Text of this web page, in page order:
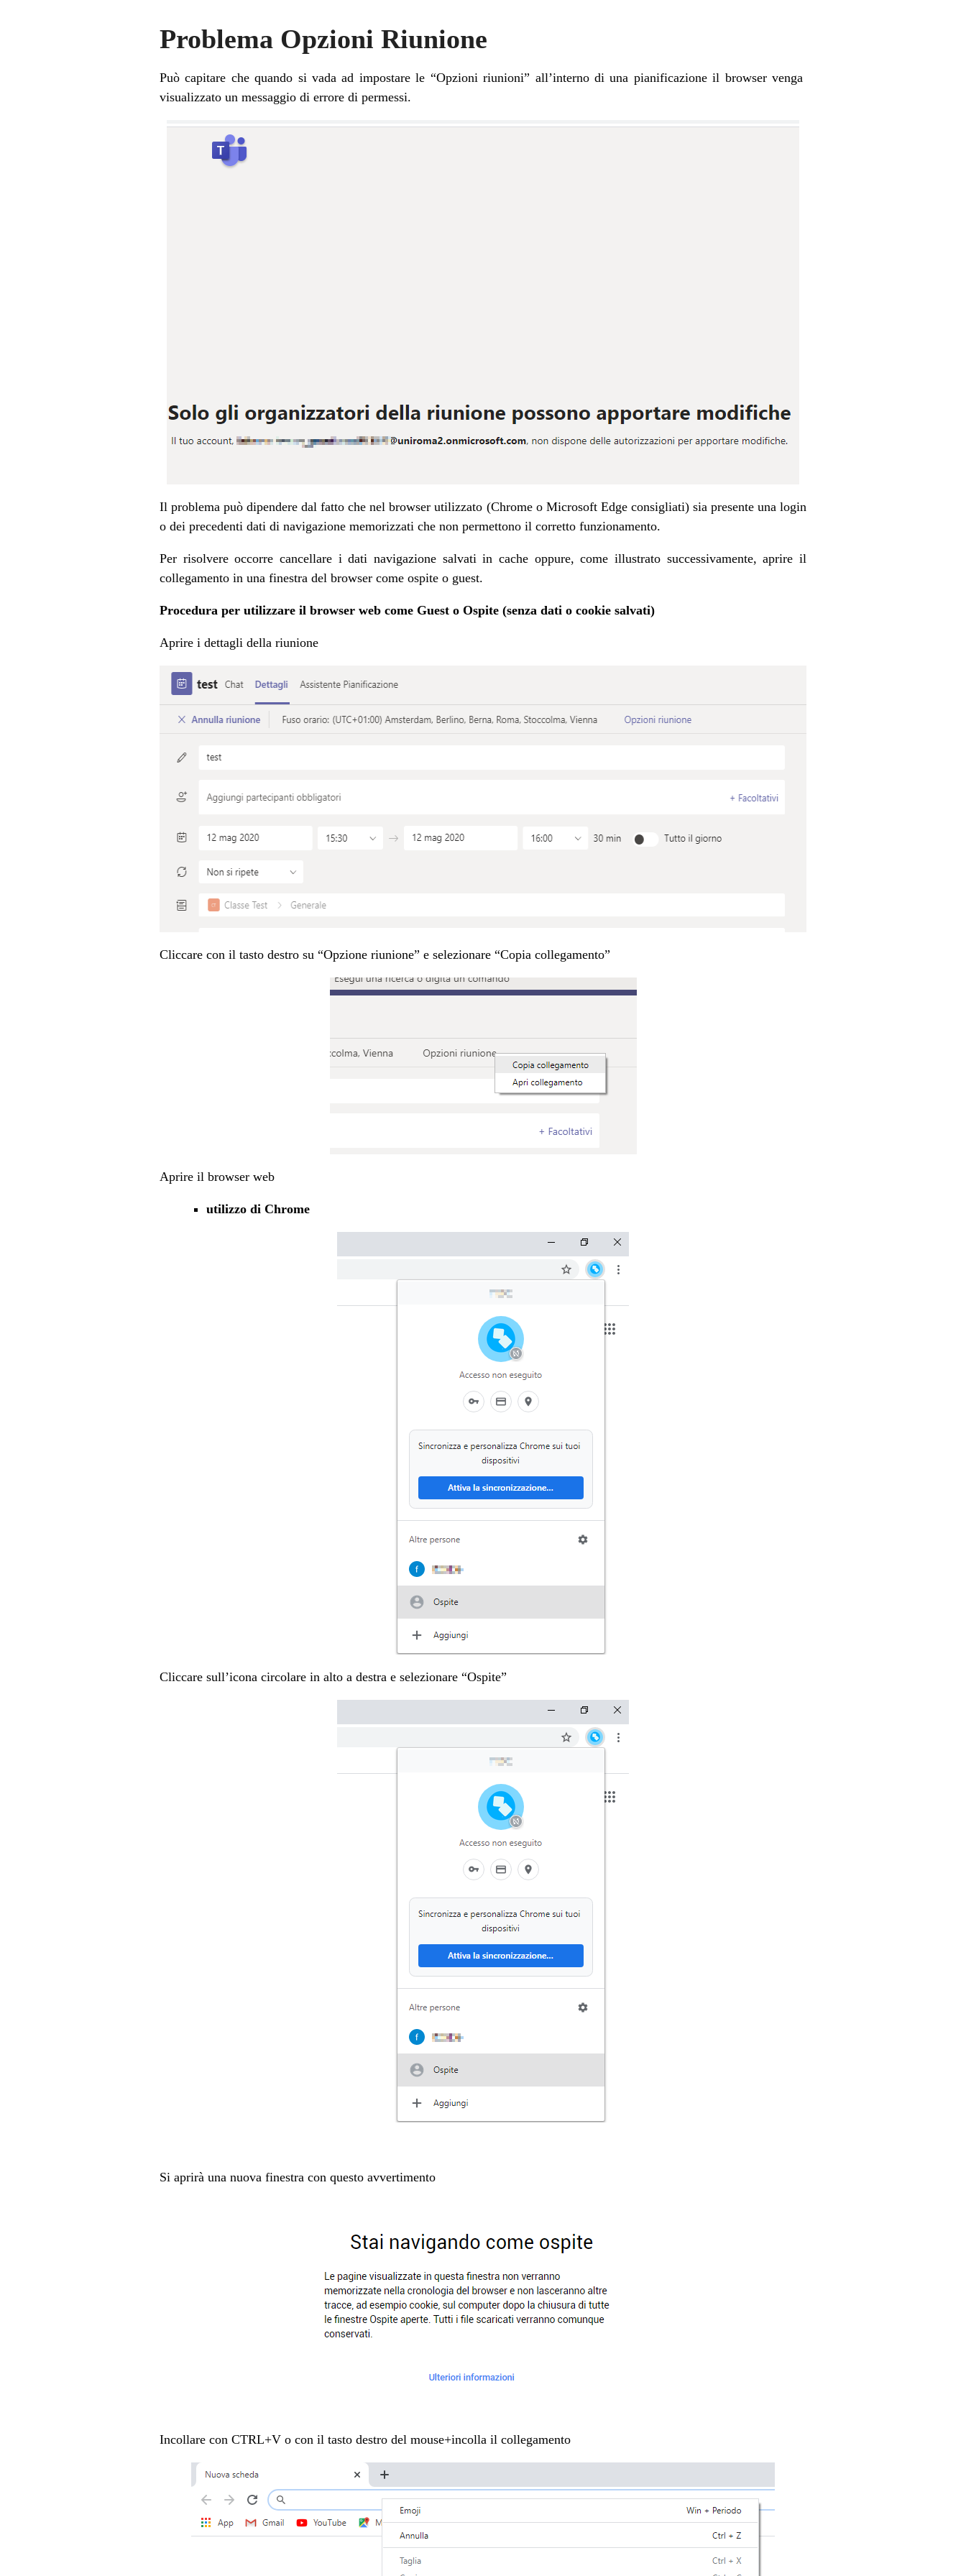
Problema Opzioni Riunione
Può capitare che quando si vada ad impostare le “Opzioni riunioni” all’interno di una pianificazione il browser venga
visualizzato un messaggio di errore di permessi.
Il problema può dipendere dal fatto che nel browser utilizzato (Chrome o Microsoft Edge consigliati) sia presente una login
o dei precedenti dati di navigazione memorizzati che non permettono il corretto funzionamento.
Per risolvere occorre cancellare i dati navigazione salvati in cache oppure, come illustrato successivamente, aprire il
collegamento in una finestra del browser come ospite o guest.
Procedura per utilizzare il browser web come Guest o Ospite (senza dati o cookie salvati)
Aprire i dettagli della riunione
Cliccare con il tasto destro su “Opzione riunione” e selezionare “Copia collegamento”
Aprire il browser web
utilizzo di Chrome
Cliccare sull’icona circolare in alto a destra e selezionare “Ospite”
Si aprirà una nuova finestra con questo avvertimento
Incollare con CTRL+V o con il tasto destro del mouse+incolla il collegamento